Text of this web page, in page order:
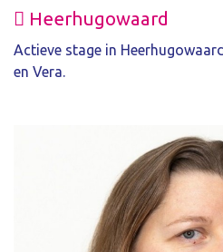
Heerhugowaard
Actieve stage in
en Vera.